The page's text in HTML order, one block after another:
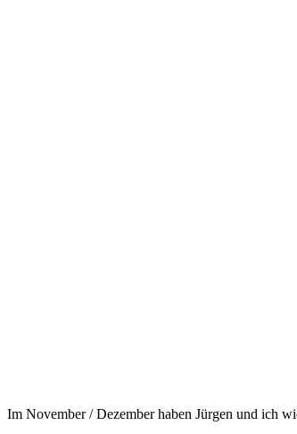
Im November / Dezember haben Jürgen und ich